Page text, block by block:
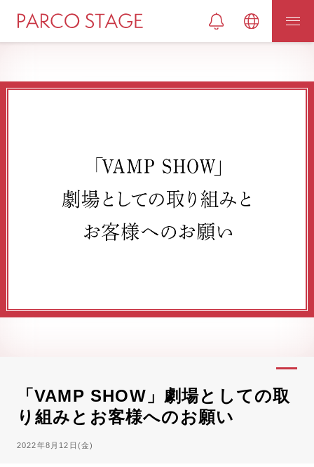
「VAMP SHOW」劇場としての取
り組みとお客様へのお願い
2022年8月12日(金)